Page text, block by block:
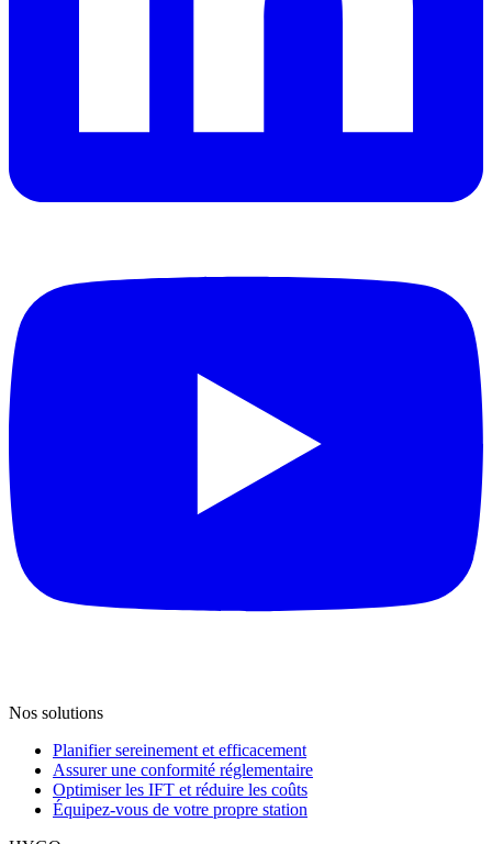
Nos solutions
Planifier sereinement et efficacement
Assurer une conformité réglementaire
Optimiser les IFT et réduire les coûts
Équipez-vous de votre propre station